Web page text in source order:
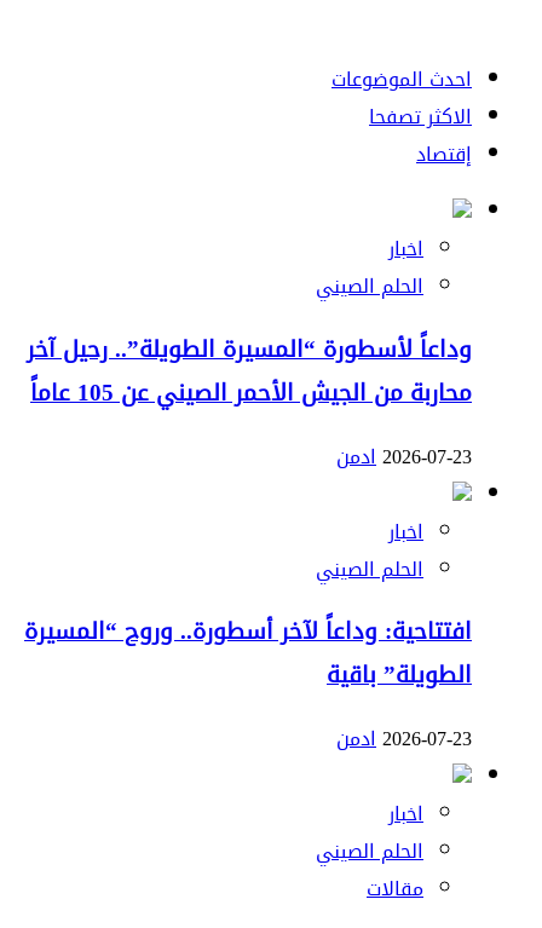
احدث الموضوعات
الاكثر تصفحا
إقتصاد
اخبار
الحلم الصيني
وداعاً لأسطورة “المسيرة الطويلة”.. رحيل آخر
محاربة من الجيش الأحمر الصيني عن 105 عاماً
2026-07-23ادمن
اخبار
الحلم الصيني
افتتاحية: وداعاً لآخر أسطورة.. وروح “المسيرة
الطويلة” باقية
2026-07-23ادمن
اخبار
الحلم الصيني
مقالات